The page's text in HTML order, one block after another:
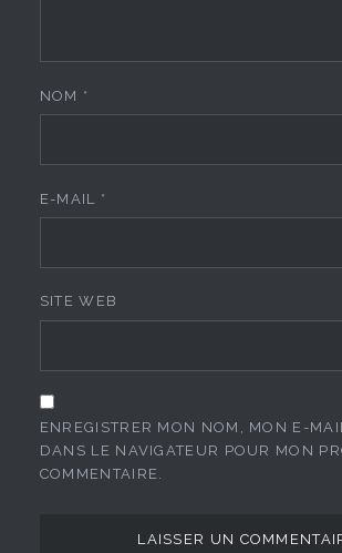
NOM *
E-MAIL *
SITE WEB
ENREGISTRER MON NOM, MON E-
DANS LE NAVIGATEUR POUR MON
COMMENTAIRE.